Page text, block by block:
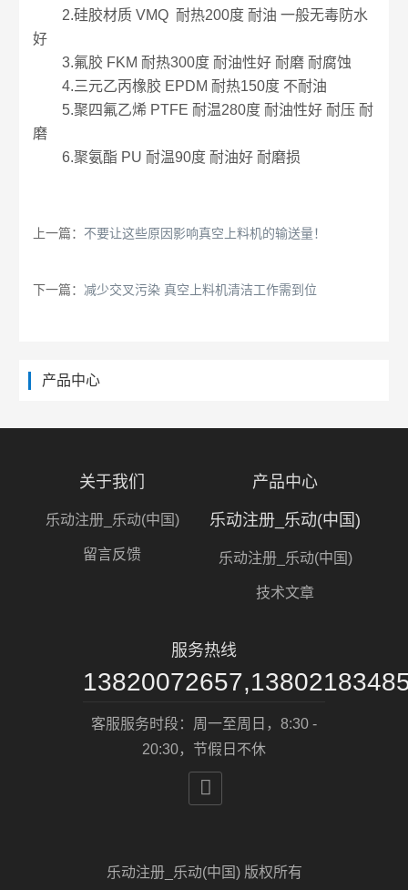
2.硅胶材质 VMQ 耐热200度 耐油 一般无毒防水
好
3.氟胶 FKM 耐热300度 耐油性好 耐磨 耐腐蚀
4.三元乙丙橡胶 EPDM 耐热150度 不耐油
5.聚四氟乙烯 PTFE 耐温280度 耐油性好 耐压 耐
磨
6.聚氨酯 PU 耐温90度 耐油好 耐磨损
上一篇： 不要让这些原因影响真空上料机的输送量！
下一篇： 减少交叉污染 真空上料机清洁工作需到位
产品中心
关于我们
乐动注册_乐动(中国)
留言反馈
产品中心
乐动注册_乐动(中国)
乐动注册_乐动(中国)
技术文章
服务热线
客服服务时段：周一至周日，8:30 -
20:30，节假日不休

乐动注册_乐动(中国) 版权所有